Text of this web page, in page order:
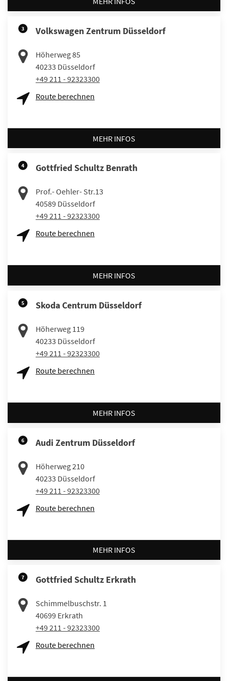
3 Volkswagen Zentrum Düsseldorf
Höherweg 85
40233 Düsseldorf
+49 211 - 92323300
Route berechnen
MEHR INFOS
4 Gottfried Schultz Benrath
Prof.- Oehler- Str.13
40589 Düsseldorf
+49 211 - 92323300
Route berechnen
MEHR INFOS
5 Skoda Centrum Düsseldorf
Höherweg 119
40233 Düsseldorf
+49 211 - 92323300
Route berechnen
MEHR INFOS
6 Audi Zentrum Düsseldorf
Höherweg 210
40233 Düsseldorf
+49 211 - 92323300
Route berechnen
MEHR INFOS
7 Gottfried Schultz Erkrath
Schimmelbuschstr. 1
40699 Erkrath
+49 211 - 92323300
Route berechnen